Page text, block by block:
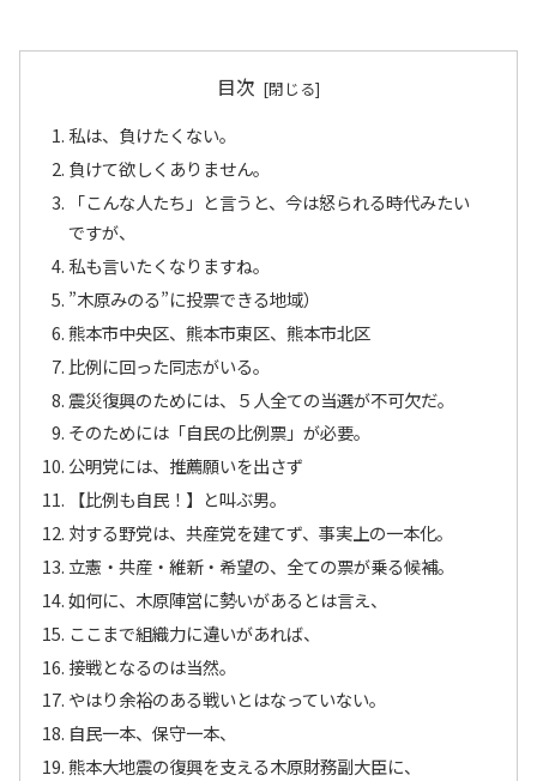
目次
私は、負けたくない。
負けて欲しくありません。
「こんな人たち」と言うと、今は怒られる時代みたい
ですが、
私も言いたくなりますね。
”木原みのる”に投票できる地域）
熊本市中央区、熊本市東区、熊本市北区
比例に回った同志がいる。
震災復興のためには、５人全ての当選が不可欠だ。
そのためには「自民の比例票」が必要。
公明党には、推薦願いを出さず
【比例も自民！】と叫ぶ男。
対する野党は、共産党を建てず、事実上の一本化。
立憲・共産・維新・希望の、全ての票が乗る候補。
如何に、木原陣営に勢いがあるとは言え、
ここまで組織力に違いがあれば、
接戦となるのは当然。
やはり余裕のある戦いとはなっていない。
自民一本、保守一本、
熊本大地震の復興を支える木原財務副大臣に、